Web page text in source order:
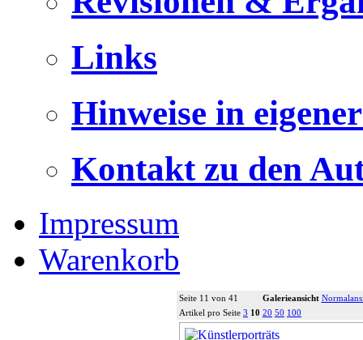
Links
Hinweise in
Kontakt zu den
Impressum
Warenkorb
Seite 11 von 41 Galerieansicht
Artikel pro Seite 3 10 20 50 100